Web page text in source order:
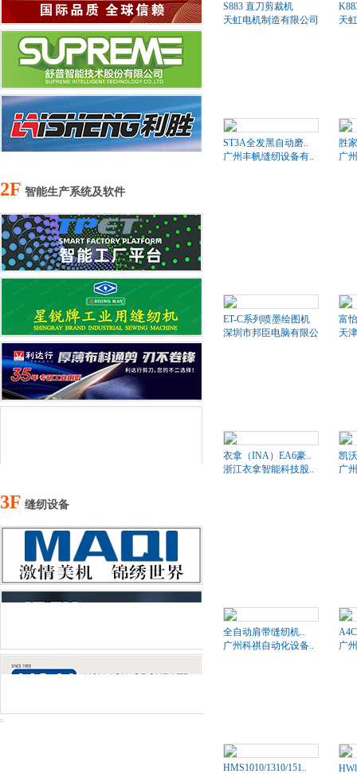
S883 直刀剪裁机
天虹电机制造有限公司
天
ST3A全发黑自动磨..
广州丰帆缝纫设备有..
胜
广
2F 智能生产系统及软件
ET-C系列喷墨绘图机
深圳市邦臣电脑有限公司
富
天
衣拿（INA）EA6豪..
浙江衣拿智能科技股..
凯
广
3F 缝纫设备
全自动肩带缝纫机..
广州科祺自动化设备..
广
HMS1010/1310/151..